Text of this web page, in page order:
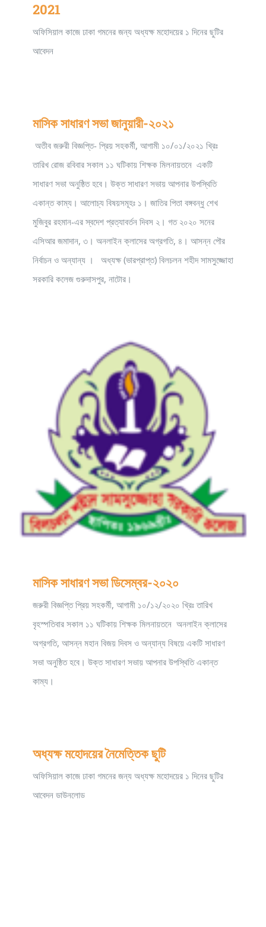
2021
অফিসিয়াল কাজে ঢাকা গমনের জন্য অধ্যক্ষ মহােদয়ের ১ দিনের ছুটির
আবেদন
মাসিক সাধারণ সভা জানুয়ারী-২০২১
অতীব জরুরী বিজ্ঞপ্তি- প্রিয় সহকর্মী, আগামী ১০/০১/২০২১ খ্রিঃ
তারিখ রোজ রবিবার সকাল ১১ ঘটিকায় শিক্ষক মিলনায়তনে একটি
সাধারণ সভা অনুষ্ঠিত হবে। উক্ত সাধারণ সভায় আপনার উপস্থিতি
একান্ত কাম্য। আলোচ্য বিষয়সমূহঃ ১। জাতির পিতা বঙ্গবন্ধু শেখ
মুজিবুর রহমান-এর স্বদেশ প্রত্যাবর্তন দিবস ২। গত ২০২০ সনের
এসিআর জমাদান, ৩। অনলাইন ক্লাসের অগ্রগতি, ৪। আসন্ন পৌর
নির্বাচন ও অন্যান্য । অধ্যক্ষ (ভারপ্রাপ্ত) বিলচলন শহীদ সামসুজ্জোহা
সরকারি কলেজ গুরুদাসপুর, নাটোর।
মাসিক সাধারণ সভা ডিসেম্বর-২০২০
জরুরী বিজ্ঞপ্তি প্রিয় সহকর্মী, আগামী ১০/১২/২০২০ খ্রিঃ তারিখ
বৃহস্পতিবার সকাল ১১ ঘটিকায় শিক্ষক মিলনায়তনে অনলাইন ক্লাসের
অগ্রগতি, আসন্ন মহান বিজয় দিবস ও অন্যান্য বিষয়ে একটি সাধারণ
সভা অনুষ্ঠিত হবে। উক্ত সাধারণ সভায় আপনার উপস্থিতি একান্ত
কাম্য।
অধ্যক্ষ মহোদয়ের নৈমেত্তিক ছুটি
অফিসিয়াল কাজে ঢাকা গমনের জন্য অধ্যক্ষ মহােদয়ের ১ দিনের ছুটির
আবেদন ডাউনলোড